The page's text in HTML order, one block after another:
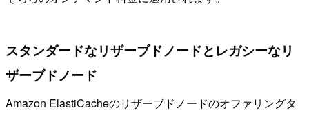
スタンダードなリザーブドノードとレガシーなリ
ザーブドノード
Amazon ElastiCacheのリザーブドノードのオファリングタ